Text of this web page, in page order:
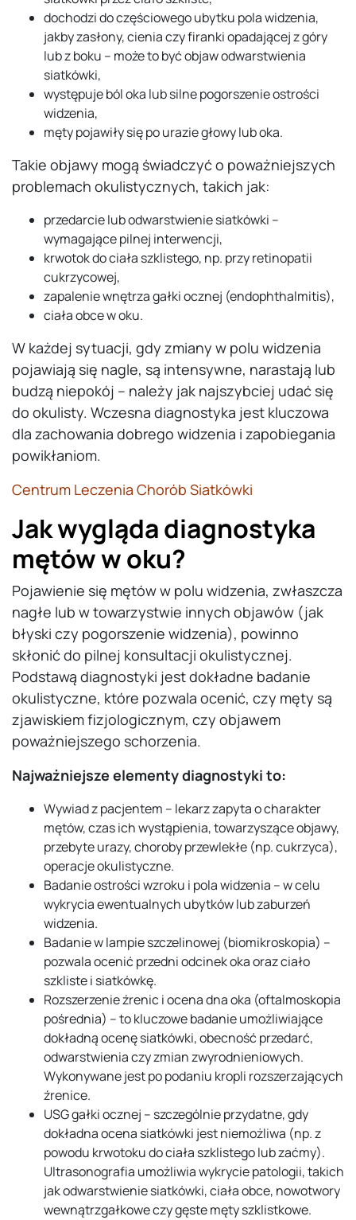
dochodzi do częściowego ubytku pola widzenia,
jakby zasłony, cienia czy firanki opadającej z góry
lub z boku – może to być objaw odwarstwienia
siatkówki,
występuje ból oka lub silne pogorszenie ostrości
widzenia,
męty pojawiły się po urazie głowy lub oka.
Takie objawy mogą świadczyć o poważniejszych
problemach okulistycznych, takich jak:
przedarcie lub odwarstwienie siatkówki –
wymagające pilnej interwencji,
krwotok do ciała szklistego, np. przy retinopatii
cukrzycowej,
zapalenie wnętrza gałki ocznej (endophthalmitis),
ciała obce w oku.
W każdej sytuacji, gdy zmiany w polu widzenia
pojawiają się nagle, są intensywne, narastają lub
budzą niepokój – należy jak najszybciej udać się
do okulisty. Wczesna diagnostyka jest kluczowa
dla zachowania dobrego widzenia i zapobiegania
powikłaniom.
Centrum Leczenia Chorób Siatkówki
Jak wygląda diagnostyka
mętów w oku?
Pojawienie się mętów w polu widzenia, zwłaszcza
nagłe lub w towarzystwie innych objawów (jak
błyski czy pogorszenie widzenia), powinno
skłonić do pilnej konsultacji okulistycznej.
Podstawą diagnostyki jest dokładne badanie
okulistyczne, które pozwala ocenić, czy męty są
zjawiskiem fizjologicznym, czy objawem
poważniejszego schorzenia.
Najważniejsze elementy diagnostyki to:
Wywiad z pacjentem – lekarz zapyta o charakter
mętów, czas ich wystąpienia, towarzyszące objawy,
przebyte urazy, choroby przewlekłe (np. cukrzyca),
operacje okulistyczne.
Badanie ostrości wzroku i pola widzenia – w celu
wykrycia ewentualnych ubytków lub zaburzeń
widzenia.
Badanie w lampie szczelinowej (biomikroskopia) –
pozwala ocenić przedni odcinek oka oraz ciało
szkliste i siatkówkę.
Rozszerzenie źrenic i ocena dna oka (oftalmoskopia
pośrednia) – to kluczowe badanie umożliwiające
dokładną ocenę siatkówki, obecność przedarć,
odwarstwienia czy zmian zwyrodnieniowych.
Wykonywane jest po podaniu kropli rozszerzających
źrenice.
USG gałki ocznej – szczególnie przydatne, gdy
dokładna ocena siatkówki jest niemożliwa (np. z
powodu krwotoku do ciała szklistego lub zaćmy).
Ultrasonografia umożliwia wykrycie patologii, takich
jak odwarstwienie siatkówki, ciała obce, nowotwory
wewnątrzgałkowe czy gęste męty szklistkowe.